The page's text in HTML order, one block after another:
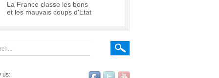
La France classe les bons
et les mauvais coups d'Etat
us: